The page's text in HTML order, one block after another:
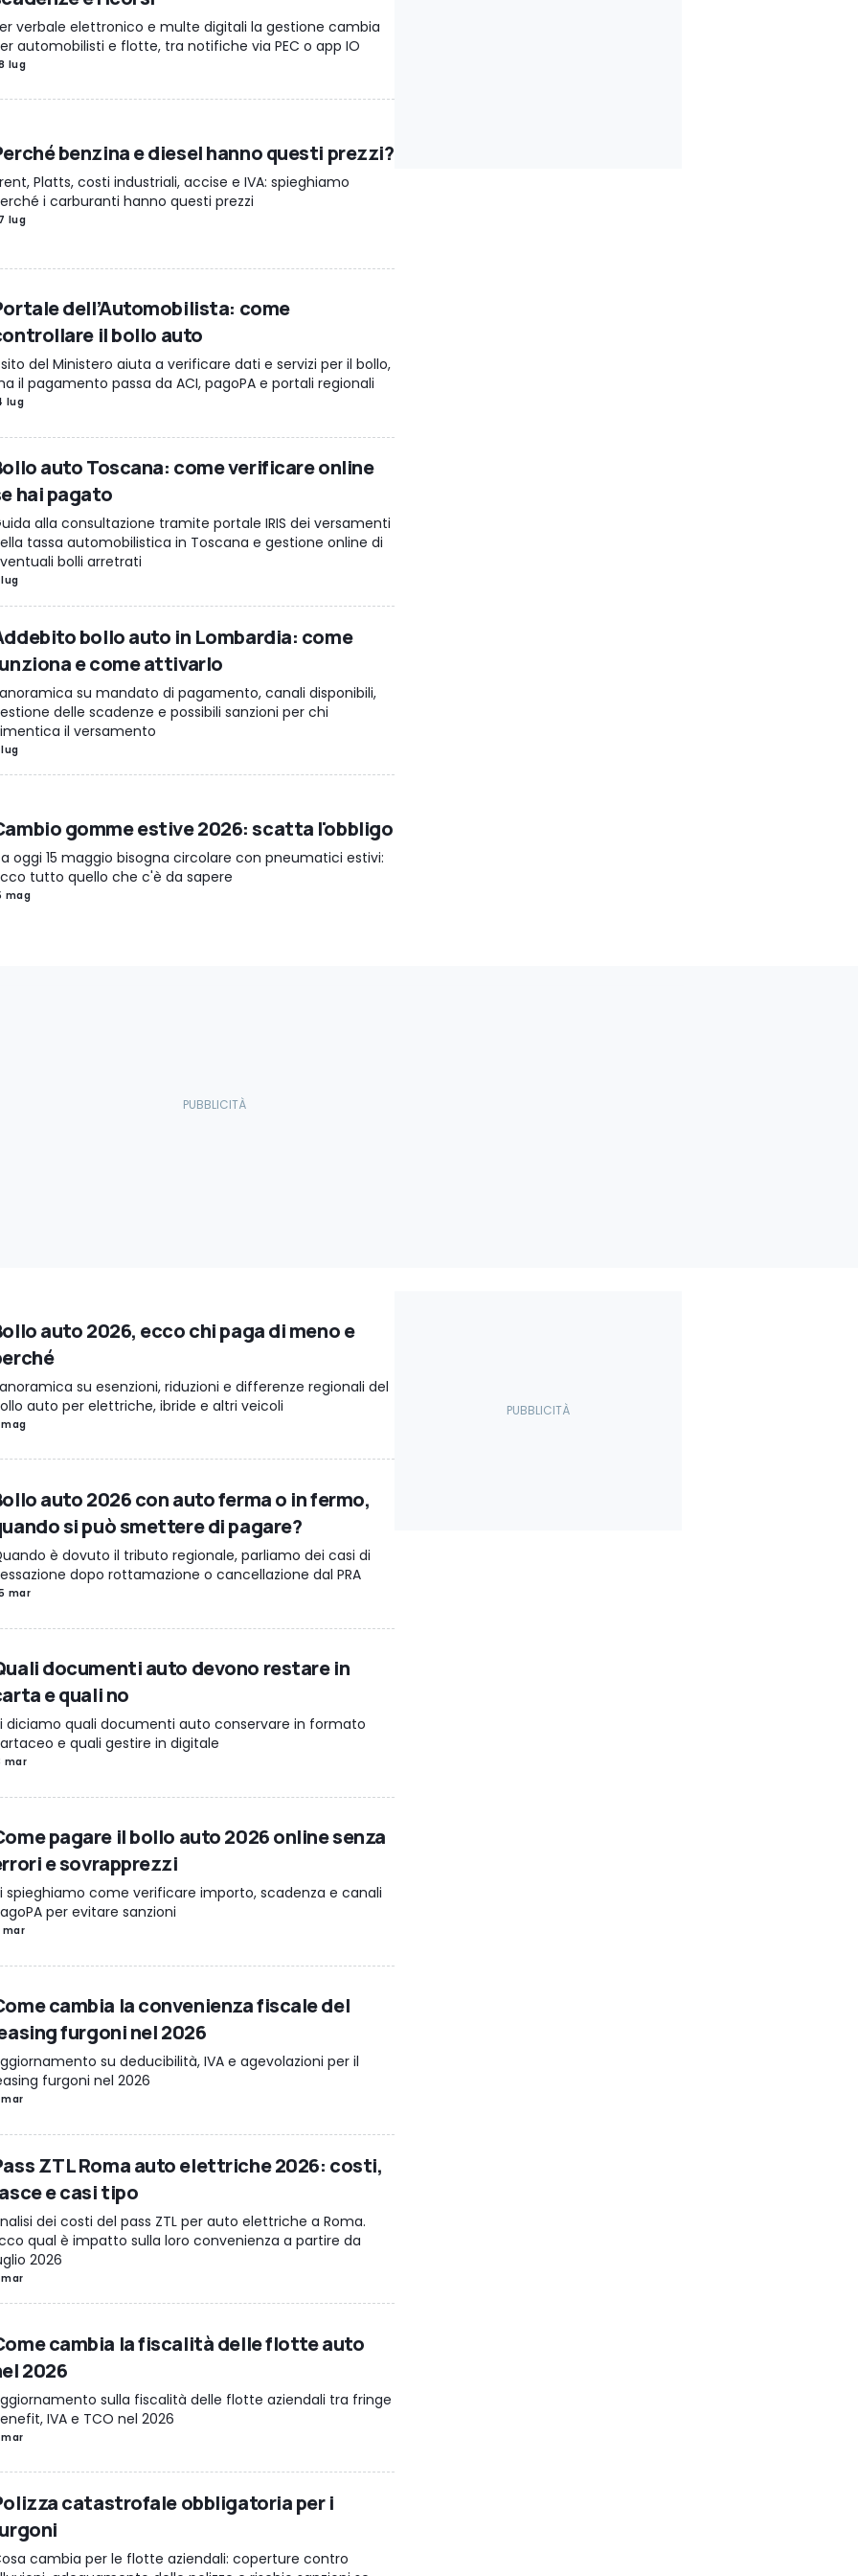
verbale elettronico e multe digitali la gestione cambia
automobilisti e flotte, tra notifiche via PEC o app IO
lug
benzina e diesel hanno questi prezzi?
Platts, costi industriali, accise e IVA: spieghiamo
i carburanti hanno questi prezzi
lug
dell’Automobilista: come
il bollo auto
del Ministero aiuta a verificare dati e servizi per il bollo,
il pagamento passa da ACI, pagoPA e portali regionali
lug
auto Toscana: come verificare online
hai pagato
alla consultazione tramite portale IRIS dei versamenti
tassa automobilistica in Toscana e gestione online di
bolli arretrati
bollo auto in Lombardia: come
e come attivarlo
su mandato di pagamento, canali disponibili,
delle scadenze e possibili sanzioni per chi
il versamento
gomme estive 2026: scatta l'obbligo
oggi 15 maggio bisogna circolare con pneumatici estivi:
tutto quello che c'è da sapere
mag
auto 2026, ecco chi paga di meno e
su esenzioni, riduzioni e differenze regionali del
auto per elettriche, ibride e altri veicoli
auto 2026 con auto ferma o in fermo,
si può smettere di pagare?
è dovuto il tributo regionale, parliamo dei casi di
dopo rottamazione o cancellazione dal PRA
mar
documenti auto devono restare in
e quali no
diciamo quali documenti auto conservare in formato
e quali gestire in digitale
mar
pagare il bollo auto 2026 online senza
e sovrapprezzi
spieghiamo come verificare importo, scadenza e canali
per evitare sanzioni
mar
cambia la convenienza fiscale del
furgoni nel 2026
su deducibilità, IVA e agevolazioni per il
furgoni nel 2026
ZTL Roma auto elettriche 2026: costi,
e casi tipo
dei costi del pass ZTL per auto elettriche a Roma.
qual è impatto sulla loro convenienza a partire da
2026
cambia la fiscalità delle flotte auto
2026
sulla fiscalità delle flotte aziendali tra fringe
IVA e TCO nel 2026
catastrofale obbligatoria per i
cambia per le flotte aziendali: coperture contro